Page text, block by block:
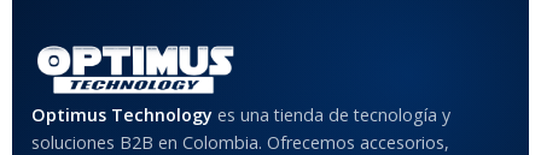
Anti-Shock
Optimus Technology es una tienda de tecnología y
soluciones B2B en Colombia. Ofrecemos accesorios,